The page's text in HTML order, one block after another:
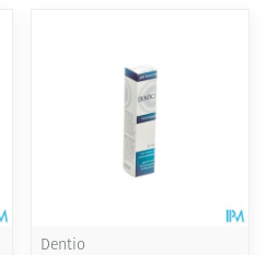
Dentio